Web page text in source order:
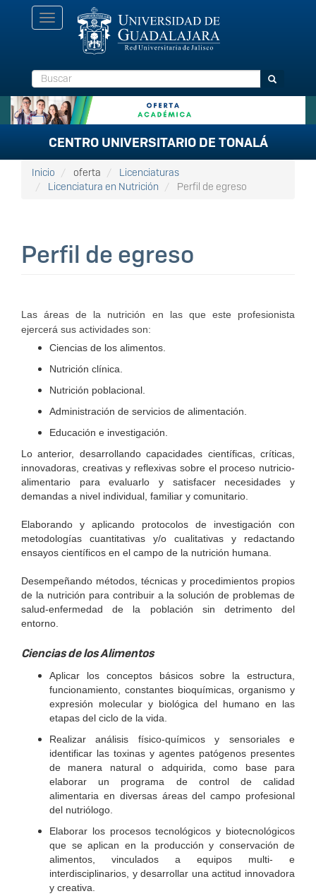
Toggle
navigation
Buscar Buscar
CENTRO UNIVERSITARIO DE TONALÁ
Inicio oferta
Licenciaturas
Licenciatura en Nutrición
Perfil de egreso
Perfil de egreso
Las áreas de la nutrición en las que este profesionista
ejercerá sus actividades son:
Ciencias de los alimentos.
Nutrición clínica.
Nutrición poblacional.
Administración de servicios de alimentación.
Educación e investigación.
Lo anterior, desarrollando capacidades científicas, críticas,
innovadoras, creativas y reflexivas sobre el proceso nutricio-
alimentario para evaluarlo y satisfacer necesidades y
demandas a nivel individual, familiar y comunitario.
Elaborando y aplicando protocolos de investigación con
metodologías cuantitativas y/o cualitativas y redactando
ensayos científicos en el campo de la nutrición humana.
Desempeñando métodos, técnicas y procedimientos propios
de la nutrición para contribuir a la solución de problemas de
salud-enfermedad de la población sin detrimento del
entorno.
Ciencias de los Alimentos
Aplicar los conceptos básicos sobre la estructura,
funcionamiento, cons­tantes bioquímicas, organismo y
expresión molecular y biológica del hu­mano en las
etapas del ciclo de la vida.
Realizar análisis físico-químicos y sensoriales e
identificar las toxinas y agentes patógenos presentes
de manera natural o adquirida, como base para
elaborar un programa de control de calidad
alimentaria en diversas áreas del campo profesional
del nutriólogo.
Elaborar los procesos tecnológicos y biotecnológicos
que se aplican en la producción y conservación de
alimentos, vinculados a equipos multi- e
interdisciplinarios, y desarrollar una actitud innovadora
y creativa.